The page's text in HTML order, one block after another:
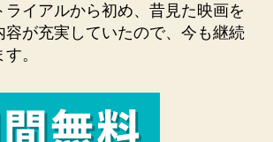
ライアルから初め、昔見た映画を
容が充実していたので、今も継続
。